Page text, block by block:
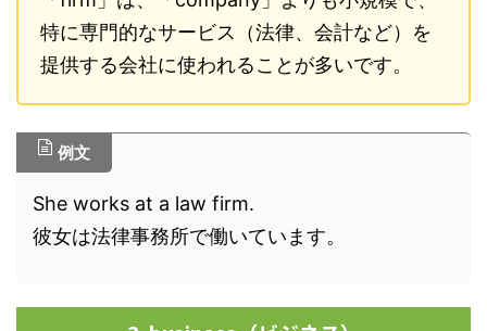
特に専門的なサービス（法律、会計など）を
提供する会社に使われることが多いです。
例文
She works at a law firm.
彼女は法律事務所で働いています。